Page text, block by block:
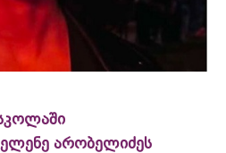
არობელიძეს